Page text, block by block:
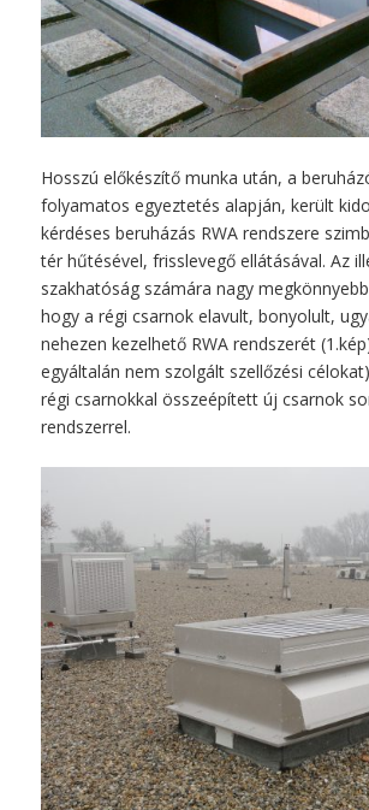
Hosszú előkészítő munka után, a
folyamatos egyeztetés alapján, került
kérdéses beruházás RWA rendszere
tér hűtésével, frisslevegő ellátásával. Az
szakhatóság számára nagy
hogy a régi csarnok elavult, bonyolult,
nehezen kezelhető RWA rendszerét
egyáltalán nem szolgált szellőzési
régi csarnokkal összeépített új csarnok
rendszerrel.